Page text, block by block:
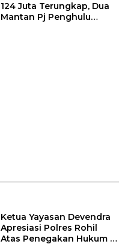
124 Juta Terungkap, Dua
Mantan Pj Penghulu
Ketua Yayasan Devendra
Apresiasi Polres Rohil
Atas Penegakan Hukum di